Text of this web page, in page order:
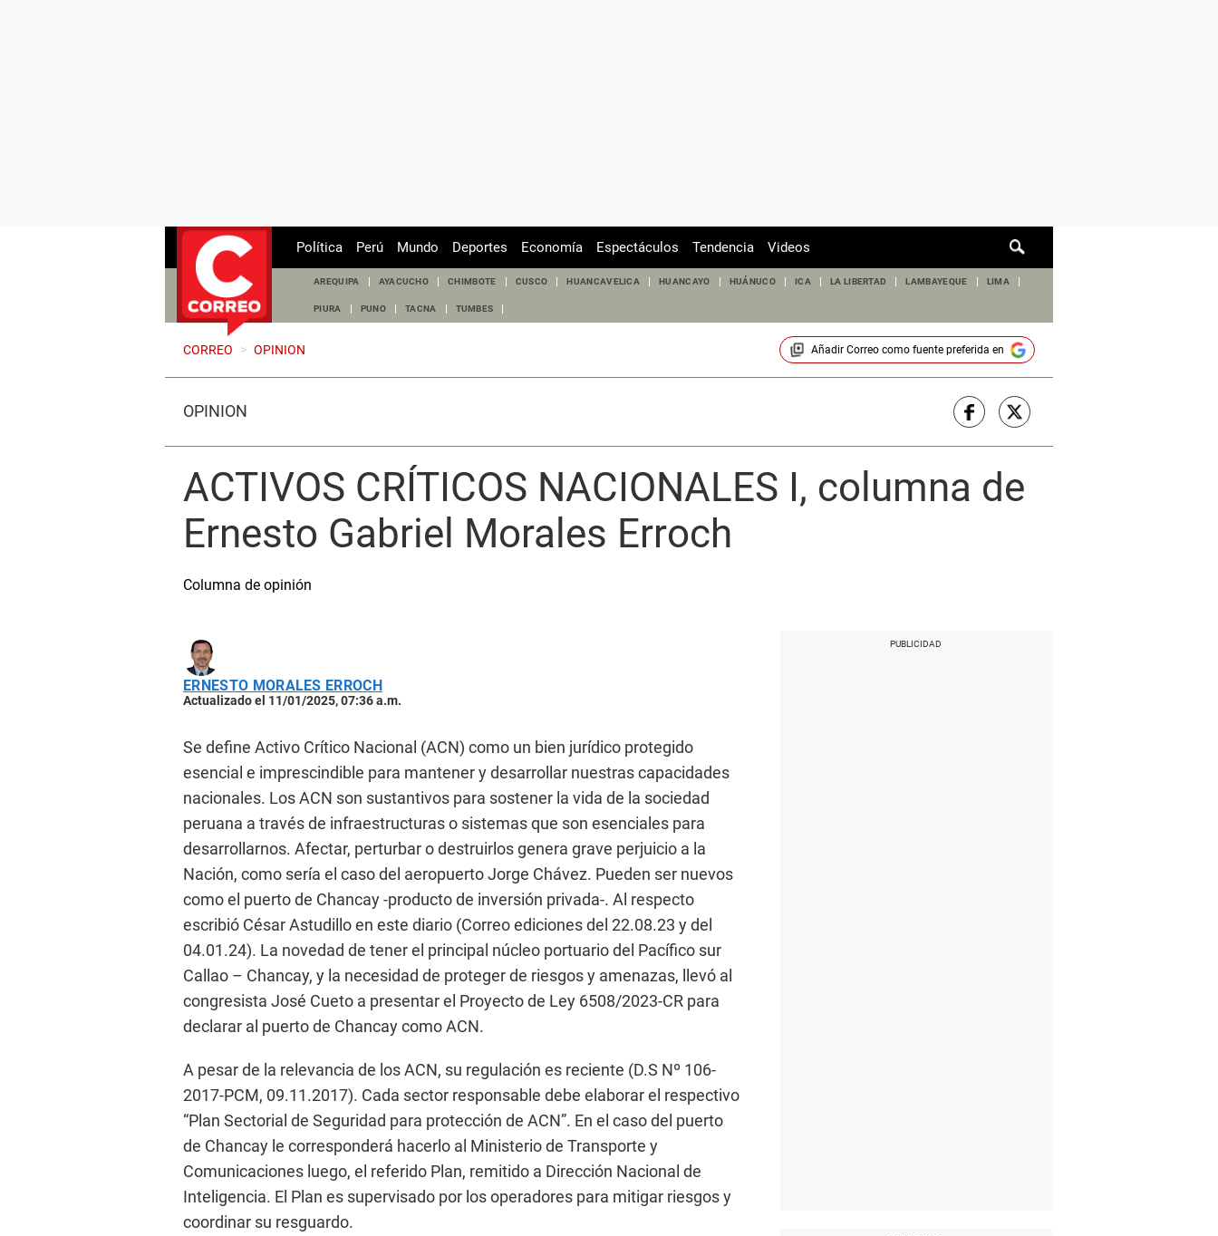
de
Política Perú Mundo Deportes Economía Espectáculos Tendencia Videos
AREQUIPA AYACUCHO CHIMBOTE CUSCO HUANCAVELICA HUANCAYO HUÁNUCO ICA LA LIBERTAD LAMBAYEQUE LIMA
PIURA PUNO TACNA TUMBES
CORREO > OPINION Añadir Correocomo fuente preferida en
OPINIÓN
ACTIVOS CRÍTICOS NACIONALES I, columna de
Ernesto Gabriel Morales Erroch
Columna de opinión
ERNESTO MORALES ERROCH
Actualizado el 11/01/2025, 07:36 a.m.
Se define Activo Crítico Nacional (ACN) como un bien jurídico protegido
esencial e imprescindible para mantener y desarrollar nuestras capacidades
nacionales. Los ACN son sustantivos para sostener la vida de la sociedad
peruana a través de infraestructuras o sistemas que son esenciales para
desarrollarnos. Afectar, perturbar o destruirlos genera grave perjuicio a la
Nación, como sería el caso del aeropuerto Jorge Chávez. Pueden ser nuevos
como el puerto de Chancay -producto de inversión privada-. Al respecto
escribió César Astudillo en este diario (Correo ediciones del 22.08.23 y del
04.01.24). La novedad de tener el principal núcleo portuario del Pacífico sur
Callao – Chancay, y la necesidad de proteger de riesgos y amenazas, llevó al
congresista José Cueto a presentar el Proyecto de Ley 6508/2023-CR para
declarar al puerto de Chancay como ACN.
A pesar de la relevancia de los ACN, su regulación es reciente (D.S Nº 106-
2017-PCM, 09.11.2017). Cada sector responsable debe elaborar el respectivo
“Plan Sectorial de Seguridad para protección de ACN”. En el caso del puerto
de Chancay le corresponderá hacerlo al Ministerio de Transporte y
Comunicaciones luego, el referido Plan, remitido a Dirección Nacional de
Inteligencia. El Plan es supervisado por los operadores para mitigar riesgos y
coordinar su resguardo.